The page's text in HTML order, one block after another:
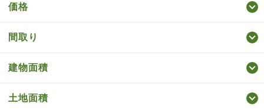
価格
間取り
建物面積
土地面積